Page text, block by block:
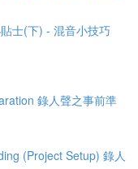
士(下) - 混音小技巧
錄人聲之事前準
(Project Setup) 錄人